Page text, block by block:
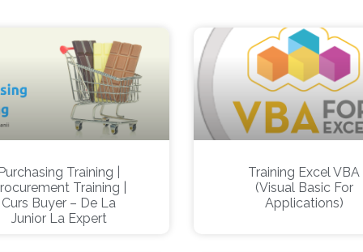
Training |
Training |
Curs Buyer – De La
Junior La Expert
Training Excel VBA
(Visual Basic For
Applications)